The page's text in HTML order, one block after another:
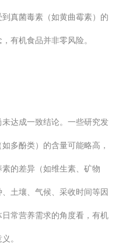
真菌毒素（如黄曲霉素）的
有机食品并非零风险。
达成一致结论。一些研究发
多酚类）的含量可能略高，
的差异（如维生素、矿物
土壤、气候、采收时间等因
常营养需求的角度看，有机
。